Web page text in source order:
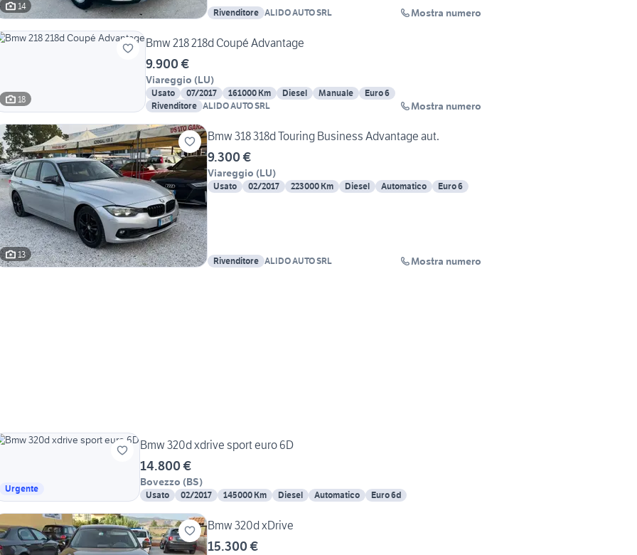
14
Rivenditore ALIDO AUTO SRL Mostra numero
18
Bmw 218 218d Coupé Advantage
9.900 €
Viareggio (LU)
Usato 07/2017 161000 Km Diesel Manuale
Euro 6
Rivenditore ALIDO AUTO SRL Mostra numero
13
Bmw 318 318d Touring Business Advantage aut.
9.300 €
Viareggio (LU)
Usato 02/2017 223000 Km Diesel Automatico Euro 6
Rivenditore ALIDO AUTO SRL Mostra numero
Urgente
Bmw 320d xdrive sport euro 6D
14.800 €
Bovezzo (BS)
Usato 02/2017 145000 Km Diesel Automatico Euro 6d
Bmw 320d xDrive
15.300 €